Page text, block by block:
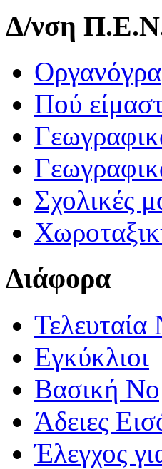
Δ/νση
Πού
Σχολικές
Διάφορα
Τελευταία
Εγκύκλιοι
Βασική
Άδειες
Έλεγχος